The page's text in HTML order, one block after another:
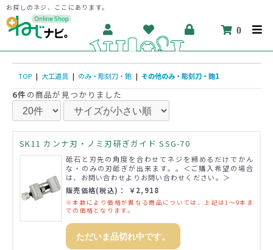
お探しのネジ、ここにあります。
0
TOP | 大工道具 | のみ・彫刻刀・鉋 | その他のみ・彫刻刀・鉋1
6件の商品が見つかりました
SK11 カンナ刃・ノミ刃研ぎガイド SSG-70
砥石と刃先の角度を合わせてネジを締めるだけでかん
な・のみの刃砥ぎが出来ます。。＜ご購入希望の場合
は、お問い合わせよりお問い合わせください。＞
販売価格(税込)： ￥2,918
※本数により価格が異なる商品については、上記は1～9本ま
での価格となります。
ただいま品切れ中です。